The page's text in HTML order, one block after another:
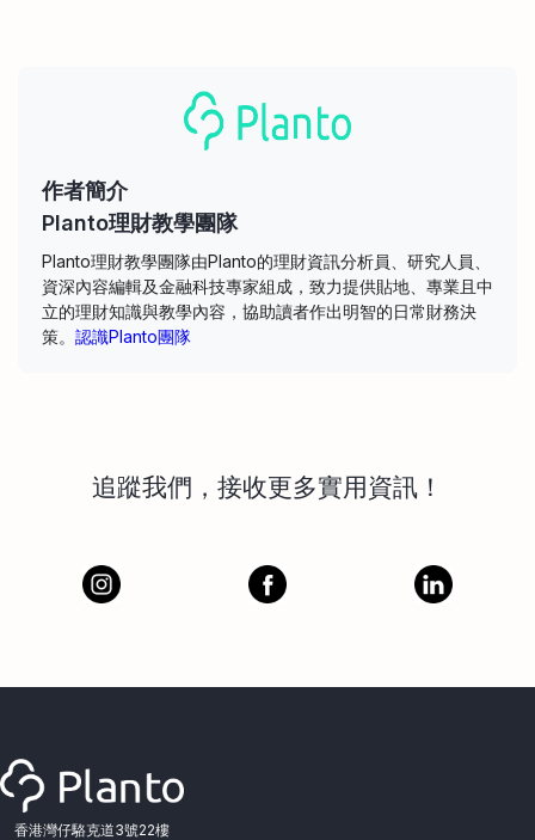
作者簡介
Planto理財教學團隊
Planto理財教學團隊由Planto的理財資訊分析員、研究人員、
資深內容編輯及金融科技專家組成，致力提供貼地、專業且中
立的理財知識與教學內容，協助讀者作出明智的日常財務決
策。 認識Planto團隊
追蹤我們，接收更多實用資訊！
香港灣仔駱克道3號22樓